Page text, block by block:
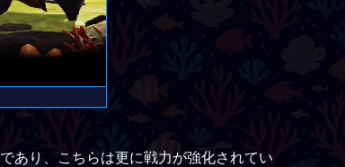
であり、こちらは更に戦力が強化されてい